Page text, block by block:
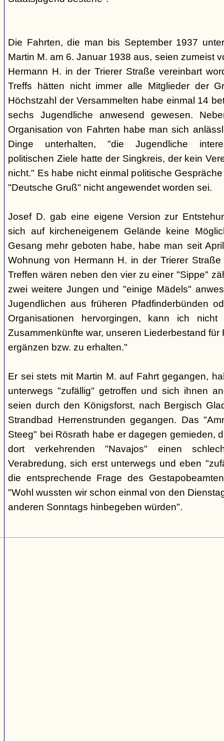
Die Fahrten, die man bis September 1937
Martin M. am 6. Januar 1938 aus, seien zumeist
Hermann H. in der Trierer Straße vereinbart
Treffs hätten nicht immer alle Mitglieder der
Höchstzahl der Versammelten habe einmal 14
sechs Jugendliche anwesend gewesen.
Organisation von Fahrten habe man sich
Dinge unterhalten, "die Jugendliche
politischen Ziele hatte der Singkreis, der kein
nicht." Es habe nicht einmal politische
"Deutsche Gruß" nicht angewendet worden sei.
Josef D. gab eine eigene Version zur
sich auf kircheneigenem Gelände keine
Gesang mehr geboten habe, habe man seit
Wohnung von Hermann H. in der Trierer
Treffen wären neben den vier zu einer "Sippe"
zwei weitere Jungen und "einige Mädels"
Jugendlichen aus früheren Pfadfinderbünden
Organisationen hervorgingen, kann ich
Zusammenkünfte war, unseren Liederbestand
ergänzen bzw. zu erhalten."
Er sei stets mit Martin M. auf Fahrt gegangen,
unterwegs "zufällig" getroffen und sich ihnen
seien durch den Königsforst, nach Bergisch
Strandbad Herrenstrunden gegangen. Das
Steeg" bei Rösrath habe er dagegen gemieden,
dort verkehrenden "Navajos" einen
Verabredung, sich erst unterwegs und eben
die entsprechende Frage des
"Wohl wussten wir schon einmal von den
anderen Sonntags hinbegeben würden".